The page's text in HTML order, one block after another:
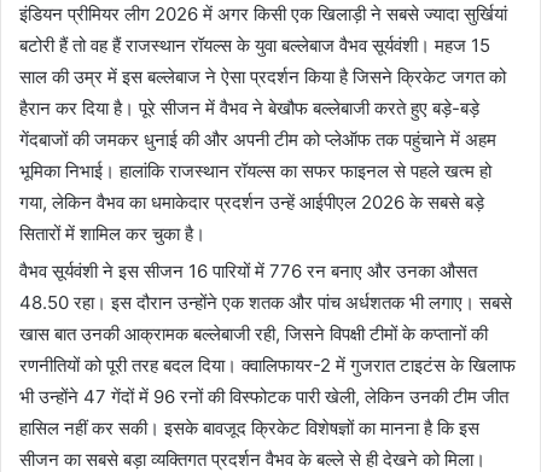
इंडियन प्रीमियर लीग 2026 में अगर किसी एक खिलाड़ी ने सबसे ज्यादा सुर्खियां
बटोरी हैं तो वह हैं राजस्थान रॉयल्स के युवा बल्लेबाज वैभव सूर्यवंशी। महज 15
साल की उम्र में इस बल्लेबाज ने ऐसा प्रदर्शन किया है जिसने क्रिकेट जगत को
हैरान कर दिया है। पूरे सीजन में वैभव ने बेखौफ बल्लेबाजी करते हुए बड़े-बड़े
गेंदबाजों की जमकर धुनाई की और अपनी टीम को प्लेऑफ तक पहुंचाने में अहम
भूमिका निभाई। हालांकि राजस्थान रॉयल्स का सफर फाइनल से पहले खत्म हो
गया, लेकिन वैभव का धमाकेदार प्रदर्शन उन्हें आईपीएल 2026 के सबसे बड़े
सितारों में शामिल कर चुका है।
वैभव सूर्यवंशी ने इस सीजन 16 पारियों में 776 रन बनाए और उनका औसत
48.50 रहा। इस दौरान उन्होंने एक शतक और पांच अर्धशतक भी लगाए। सबसे
खास बात उनकी आक्रामक बल्लेबाजी रही, जिसने विपक्षी टीमों के कप्तानों की
रणनीतियों को पूरी तरह बदल दिया। क्वालिफायर-2 में गुजरात टाइटंस के खिलाफ
भी उन्होंने 47 गेंदों में 96 रनों की विस्फोटक पारी खेली, लेकिन उनकी टीम जीत
हासिल नहीं कर सकी। इसके बावजूद क्रिकेट विशेषज्ञों का मानना है कि इस
सीजन का सबसे बड़ा व्यक्तिगत प्रदर्शन वैभव के बल्ले से ही देखने को मिला।